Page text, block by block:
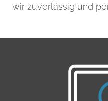
wir zuverlässig und